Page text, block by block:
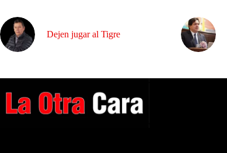
Dejen jugar al Tigre